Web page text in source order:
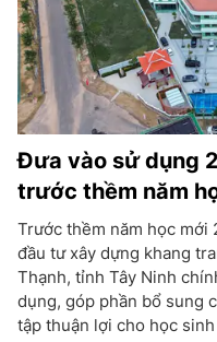
Đưa vào sử dụng
trước thềm năm
Trước thềm năm học mới
đầu tư xây dựng khang
Thạnh, tỉnh Tây Ninh
dụng, góp phần bổ sung
tập thuận lợi cho học